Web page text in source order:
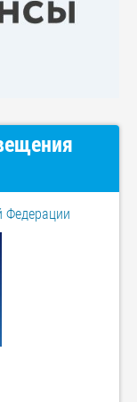
Федерации